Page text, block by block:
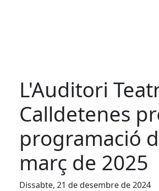
L'Auditori
Calldetenes
programació
març de 2025
Dissabte, 21 de desembre de 2024